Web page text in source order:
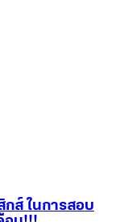
ส์ ในการสอบ